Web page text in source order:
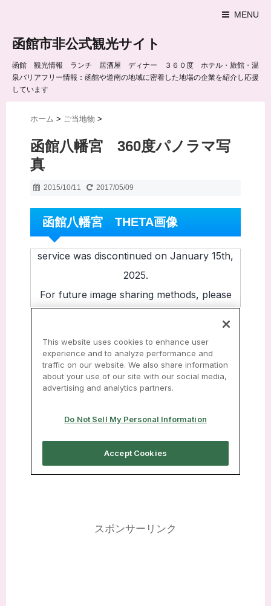
MENU
函館市非公式観光サイト
函館 観光情報 ランチ 居酒屋 ディナー ３６０度 ホテル・旅館・温
泉バリアフリー情報：函館や道南の地域に密着した地場の企業を紹介し応援
しています
ホーム > ご当地物 >
函館八幡宮 360度パノラマ写
真
2015/10/11 2017/05/09
函館八幡宮 THETA画像
スポンサーリンク